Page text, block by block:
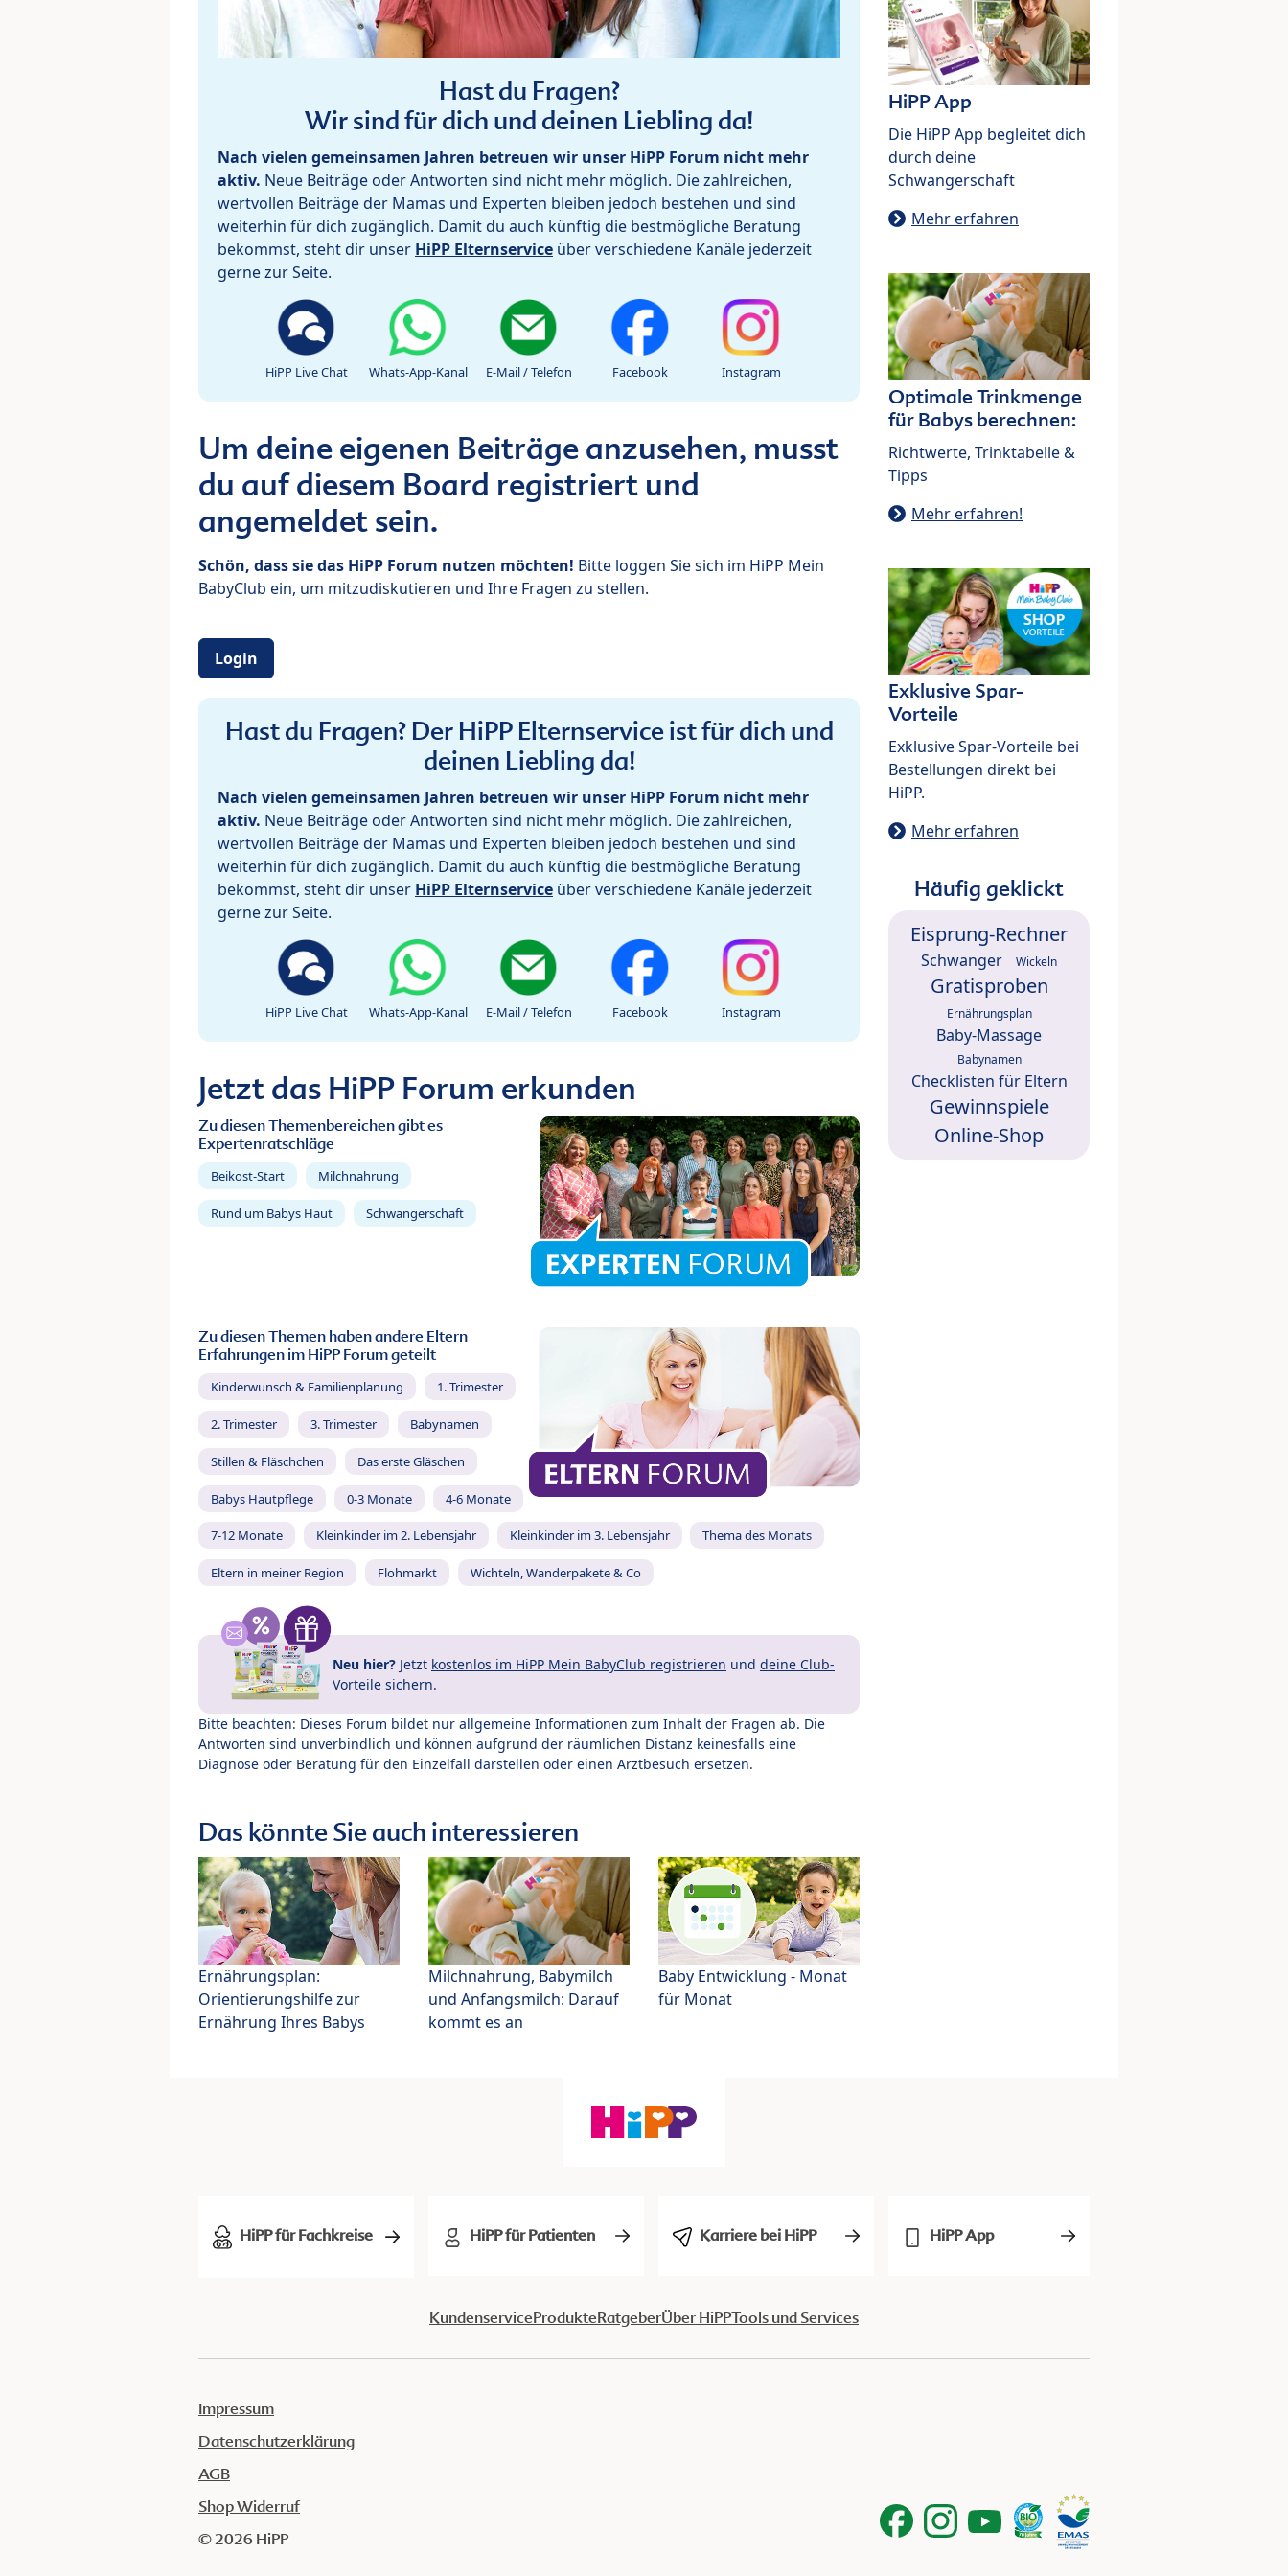
Hast du Fragen?
Wir sind für dich und deinen Liebling da!
Nach vielen gemeinsamen Jahren betreuen wir unser HiPP Forum nicht mehr
aktiv. Neue Beiträge oder Antworten sind nicht mehr möglich. Die zahlreichen,
wertvollen Beiträge der Mamas und Experten bleiben jedoch bestehen und sind
weiterhin für dich zugänglich. Damit du auch künftig die bestmögliche Beratung
bekommst, steht dir unser HiPP Elternservice über verschiedene Kanäle jederzeit
gerne zur Seite.
HiPP Live Chat Whats-App-Kanal E-Mail / Telefon Facebook Instagram
Um deine eigenen Beiträge anzusehen, musst
du auf diesem Board registriert und
angemeldet sein.
Schön, dass sie das HiPP Forum nutzen möchten! Bitte loggen Sie sich im HiPP Mein
BabyClub ein, um mitzudiskutieren und Ihre Fragen zu stellen.
Login
Hast du Fragen? Der HiPP Elternservice ist für dich und
deinen Liebling da!
Nach vielen gemeinsamen Jahren betreuen wir unser HiPP Forum nicht mehr
aktiv. Neue Beiträge oder Antworten sind nicht mehr möglich. Die zahlreichen,
wertvollen Beiträge der Mamas und Experten bleiben jedoch bestehen und sind
weiterhin für dich zugänglich. Damit du auch künftig die bestmögliche Beratung
bekommst, steht dir unser HiPP Elternservice über verschiedene Kanäle jederzeit
gerne zur Seite.
HiPP Live Chat Whats-App-Kanal E-Mail / Telefon Facebook Instagram
Jetzt das HiPP Forum erkunden
Zu diesen Themenbereichen gibt es
Expertenratschläge
Beikost-Start Milchnahrung
Rund um Babys Haut Schwangerschaft
Zu diesen Themen haben andere Eltern
Erfahrungen im HiPP Forum geteilt
Kinderwunsch & Familienplanung 1. Trimester
2. Trimester 3. Trimester Babynamen
Stillen & Fläschchen Das erste Gläschen
Babys Hautpflege 0-3 Monate 4-6 Monate
7-12 Monate Kleinkinder im 2. Lebensjahr Kleinkinder im 3. Lebensjahr Thema des Monats
Eltern in meiner Region Flohmarkt Wichteln, Wanderpakete & Co
Neu hier? Jetzt kostenlos im HiPP Mein BabyClub registrieren und deine Club-
Vorteile sichern.
Bitte beachten: Dieses Forum bildet nur allgemeine Informationen zum Inhalt der Fragen ab. Die
Antworten sind unverbindlich und können aufgrund der räumlichen Distanz keinesfalls eine
Diagnose oder Beratung für den Einzelfall darstellen oder einen Arztbesuch ersetzen.
Das könnte Sie auch interessieren
Ernährungsplan:
Orientierungshilfe zur
Ernährung Ihres Babys
Milchnahrung, Babymilch
und Anfangsmilch: Darauf
kommt es an
Baby Entwicklung - Monat
für Monat
HiPP App
Die HiPP App begleitet dich
durch deine
Schwangerschaft
Mehr erfahren
Optimale Trinkmenge
für Babys berechnen:
Richtwerte, Trinktabelle &
Tipps
Mehr erfahren!
Exklusive Spar-
Vorteile
Exklusive Spar-Vorteile bei
Bestellungen direkt bei
HiPP.
Mehr erfahren
Häufig geklickt
Eisprung-Rechner
Schwanger Wickeln
Gratisproben
Ernährungsplan
Baby-Massage
Babynamen
Checklisten für Eltern
Gewinnspiele
Online-Shop
HiPP für Fachkreise HiPP für Patienten Karriere bei HiPP HiPP App
KundenserviceProdukteRatgeberÜber HiPPTools und Services
Impressum
Datenschutzerklärung
AGB
Shop Widerruf
© 2026 HiPP